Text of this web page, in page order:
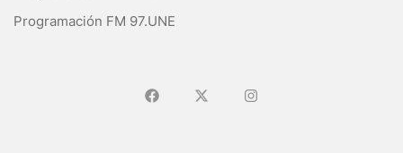
Programación FM 97.UNE
Ir a FacebookIr a X (Ex-Twitter)
Ir a